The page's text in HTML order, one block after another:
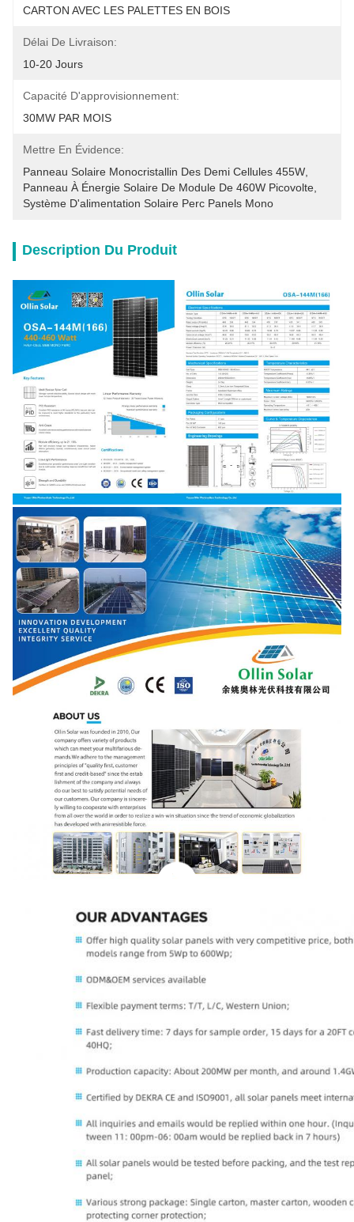
CARTON AVEC LES PALETTES EN BOIS
Délai De Livraison:
10-20 Jours
Capacité D'approvisionnement:
30MW PAR MOIS
Mettre En Évidence:
Panneau Solaire Monocristallin Des Demi Cellules 455W
Panneau À Énergie Solaire De Module De 460W Picovolte
Système D'alimentation Solaire Perc Panels Mono
Description Du Produit